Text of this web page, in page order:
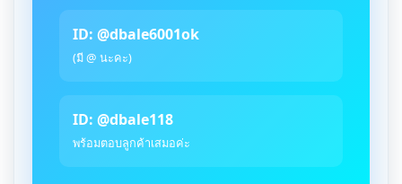
ID: @dbale6001ok
(มี @ นะคะ)
ID: @dbale118
พร้อมตอบลูกค้าเสมอค่ะ